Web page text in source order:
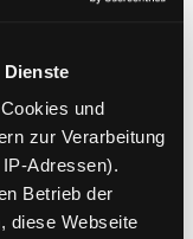
und
zur Verarbeitung
Adressen).
Betrieb der
diese Webseite
Bild! anzeigen